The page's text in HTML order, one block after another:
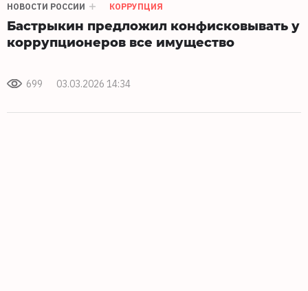
НОВОСТИ РОССИИ КОРРУПЦИЯ
Бастрыкин предложил конфисковывать у
коррупционеров все имущество
699 03.03.2026 14:34